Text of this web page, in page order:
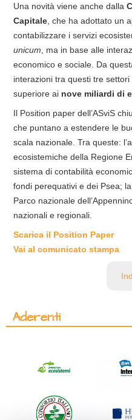
Una novità viene anche dalla
Capitale , che ha adottato un
contabilizzare i servizi
unicum , ma in base alle
economico e sociale. Da
interazioni tra questi tre
superiore ai nove miliardi di
Il Position paper dell’ASviS
che puntano a estendere le
scala nazionale. Tra queste:
ecosistemiche della Regione
sistema di contabilità
fondi perequativi e dei Psea;
Parco nazionale
nazionali e regionali.
Scarica il Position Paper
Vai al comunicato stampa
Aderenti